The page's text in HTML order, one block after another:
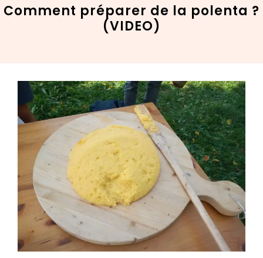
Comment préparer de la polenta ?
(VIDEO)